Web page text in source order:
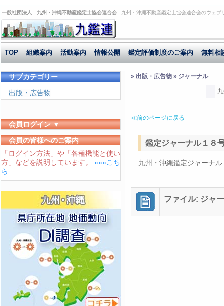
一般社団法人 九州・沖縄不動産鑑定士協会連合会 - 九州・沖縄不動産鑑定士協会連合会のウェ
TOP 組織案内 活動案内 情報公開 鑑定評価制度のご案内 無料相
» 出版・広告物 » ジャーナル
≪前のページに戻る
鑑定ジャーナル１８
九州・沖縄鑑定ジャーナ
ファイル: ジャ
サブカテゴリー
出版・広告物
会員ログイン ▼
ユーザーID
パスワード
会員の皆様へのご案内
「ログイン方法」や「各種機能と使い
方」などを説明しています。 »»»こち
ら